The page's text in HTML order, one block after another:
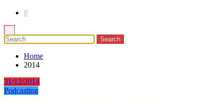
Home
2014
31/12/2014
Podcasting